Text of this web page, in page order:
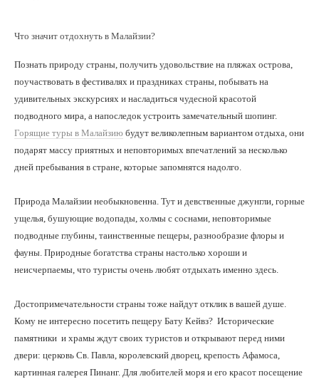
Что значит отдохнуть в Малайзии?
Познать природу страны, получить удовольствие на пляжах острова,
поучаствовать в фестивалях и праздниках страны, побывать на
удивительных экскурсиях и насладиться чудесной красотой
подводного мира, а напоследок устроить замечательный шопинг.
Горящие туры в Малайзию будут великолепным вариантом отдыха, они
подарят массу приятных и неповторимых впечатлений за несколько
дней пребывания в стране, которые запомнятся надолго.
Природа Малайзии необыкновенна. Тут и девственные джунгли, горные
ущелья, бушующие водопады, холмы с соснами, неповторимые
подводные глубины, таинственные пещеры, разнообразие флоры и
фауны. Природные богатства страны настолько хороши и
неисчерпаемы, что туристы очень любят отдыхать именно здесь.
Достопримечательности страны тоже найдут отклик в вашей душе.
Кому не интересно посетить пещеру Бату Кейвз? Исторические
памятники и храмы ждут своих туристов и открывают перед ними
двери: церковь Св. Павла, королевский дворец, крепость Афамоса,
картинная галерея Пинанг. Для любителей моря и его красот посещение